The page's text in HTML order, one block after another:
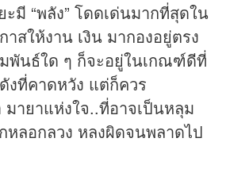
ะมี “พลัง” โดดเด่นมากที่สุดใน
สให้งาน เงิน มากองอยู่ตรง
พันธ์ใด ๆ ก็จะอยู่ในเกณฑ์ดีที่
งที่คาดหวัง แต่ก็ควร
มายาแห่งใจ..ที่อาจเป็นหลุม
หลอกลวง หลงผิดจนพลาดไป